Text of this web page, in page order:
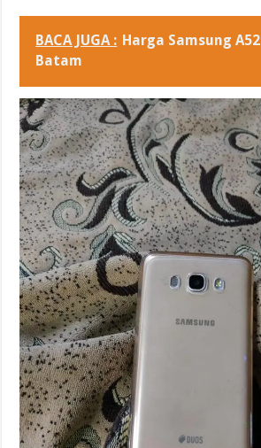
BACA JUGA : Harga Samsung A52
Batam